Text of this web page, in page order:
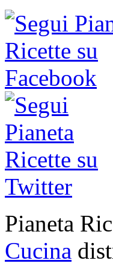
Pianeta
Cucina